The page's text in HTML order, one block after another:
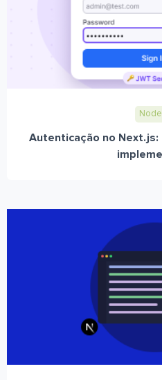
Autenticação no Next.js: